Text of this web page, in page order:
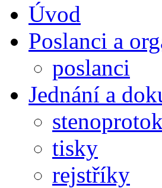
Úvod
Poslanci a
poslanci
Jednání a
tisky
rejstříky